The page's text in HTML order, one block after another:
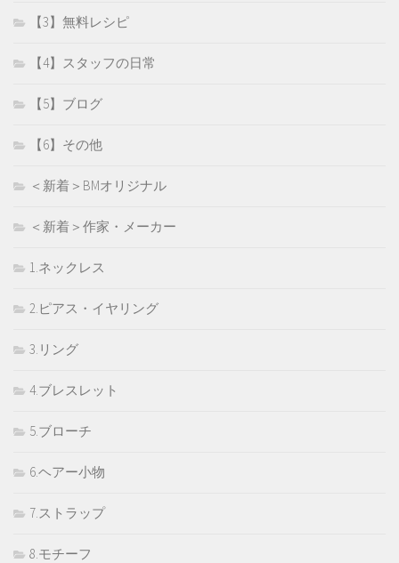
【3】無料レシピ
【4】スタッフの日常
【5】ブログ
【6】その他
＜新着＞BMオリジナル
＜新着＞作家・メーカー
1.ネックレス
2.ピアス・イヤリング
3.リング
4.ブレスレット
5.ブローチ
6.ヘアー小物
7.ストラップ
8.モチーフ